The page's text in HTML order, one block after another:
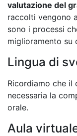
valutazione del
raccolti vengono
sono i processi
miglioramento su
Lingua di
Ricordiamo che il
necessaria la
orale.
Aula